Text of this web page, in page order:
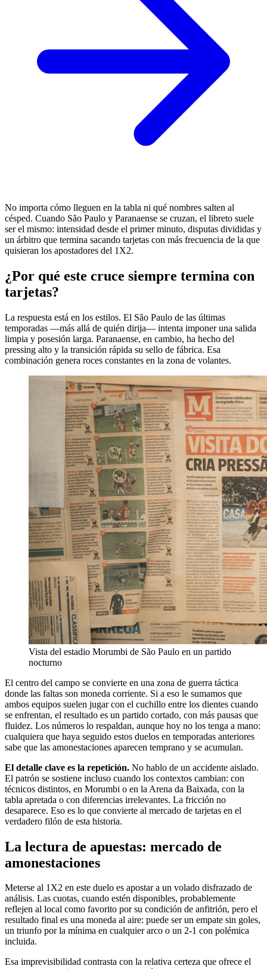
No importa cómo lleguen en la tabla ni qué nombres salten al
césped. Cuando São Paulo y Paranaense se cruzan, el libreto suele
ser el mismo: intensidad desde el primer minuto, disputas divididas y
un árbitro que termina sacando tarjetas con más frecuencia de la que
quisieran los apostadores del 1X2.
¿Por qué este cruce siempre termina con
tarjetas?
La respuesta está en los estilos. El São Paulo de las últimas
temporadas —más allá de quién dirija— intenta imponer una salida
limpia y posesión larga. Paranaense, en cambio, ha hecho del
pressing alto y la transición rápida su sello de fábrica. Esa
combinación genera roces constantes en la zona de volantes.
Vista del estadio Morumbi de São Paulo en un partido
nocturno
El centro del campo se convierte en una zona de guerra táctica
donde las faltas son moneda corriente. Si a eso le sumamos que
ambos equipos suelen jugar con el cuchillo entre los dientes cuando
se enfrentan, el resultado es un partido cortado, con más pausas que
fluidez. Los números lo respaldan, aunque hoy no los tenga a mano:
cualquiera que haya seguido estos duelos en temporadas anteriores
sabe que las amonestaciones aparecen temprano y se acumulan.
El detalle clave es la repetición. No hablo de un accidente aislado.
El patrón se sostiene incluso cuando los contextos cambian: con
técnicos distintos, en Morumbi o en la Arena da Baixada, con la
tabla apretada o con diferencias irrelevantes. La fricción no
desaparece. Eso es lo que convierte al mercado de tarjetas en el
verdadero filón de esta historia.
La lectura de apuestas: mercado de
amonestaciones
Meterse al 1X2 en este duelo es apostar a un volado disfrazado de
análisis. Las cuotas, cuando estén disponibles, probablemente
reflejen al local como favorito por su condición de anfitrión, pero el
resultado final es una moneda al aire: puede ser un empate sin goles,
un triunfo por la mínima en cualquier arco o un 2-1 con polémica
incluida.
Esa imprevisibilidad contrasta con la relativa certeza que ofrece el